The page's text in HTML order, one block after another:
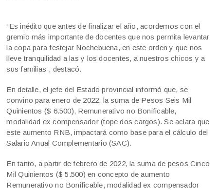
“Es inédito que antes de finalizar el año, acordemos con el
gremio más importante de docentes que nos permita levantar
la copa para festejar Nochebuena, en este orden y que nos
lleve tranquilidad a las y los docentes, a nuestros chicos y a
sus familias”, destacó.
En detalle, el jefe del Estado provincial informó que, se
convino para enero de 2022, la suma de Pesos Seis Mil
Quinientos ($ 6.500), Remunerativo no Bonificable,
modalidad ex compensador (tope dos cargos). Se aclara que
este aumento RNB, impactará como base para el cálculo del
Salario Anual Complementario (SAC).
En tanto, a partir de febrero de 2022, la suma de pesos Cinco
Mil Quinientos ($ 5.500) en concepto de aumento
Remunerativo no Bonificable, modalidad ex compensador